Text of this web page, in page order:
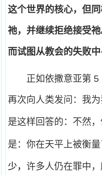
这个世界的核心，但
祂，并继续拒绝接受
而试图从教会的失败
正如依撒意亚第 5
再次向人类发问： 我
是这样回答的：不然
是： 你在天平上被衡
少， 许多人仍在罪中